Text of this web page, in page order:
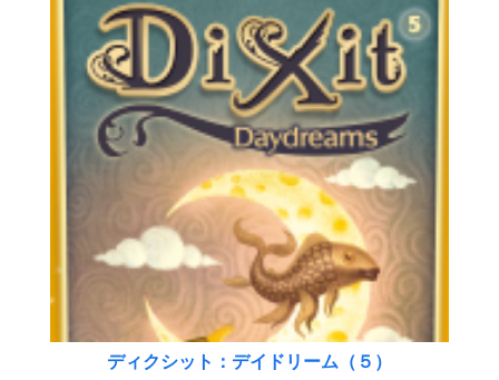
ディクシット：デイドリーム（５）